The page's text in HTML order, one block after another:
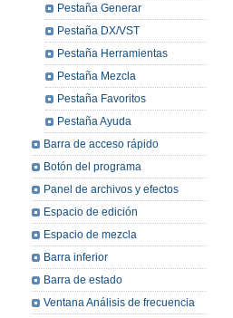
Pestaña Generar
Pestaña DX/VST
Pestaña Herramientas
Pestaña Mezcla
Pestaña Favoritos
Pestaña Ayuda
Barra de acceso rápido
Botón del programa
Panel de archivos y efectos
Espacio de edición
Espacio de mezcla
Barra inferior
Barra de estado
Ventana Análisis de frecuencia